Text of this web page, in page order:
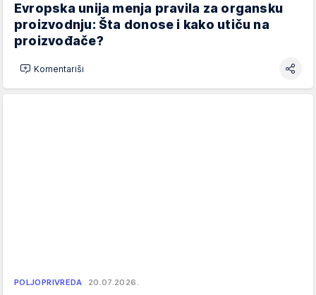
Evropska unija menja pravila za organsku
proizvodnju: Šta donose i kako utiču na
proizvođače?
Komentariši
POLJOPRIVREDA 20.07.2026.